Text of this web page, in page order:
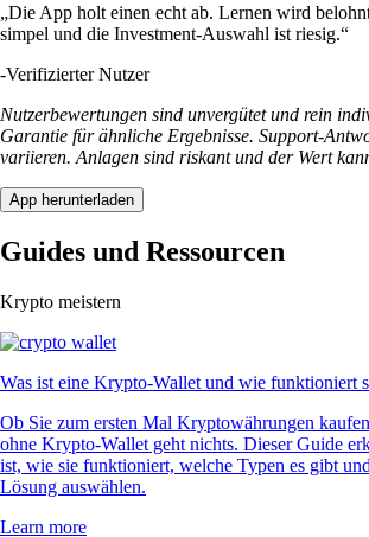
„Die App holt einen echt ab. Lernen wird
simpel und die Investment-Auswahl ist riesig.“
-Verifizierter Nutzer
Nutzerbewertungen sind unvergütet und rein
Garantie für ähnliche Ergebnisse. Support-
variieren. Anlagen sind riskant und der Wert
App herunterladen
Guides und Ressourcen
Krypto meistern
Was ist eine Krypto-Wallet und wie funktioniert
Ob Sie zum ersten Mal Kryptowährungen
ohne Krypto-Wallet geht nichts. Dieser Guide
ist, wie sie funktioniert, welche Typen es gibt
Lösung auswählen.
Learn more